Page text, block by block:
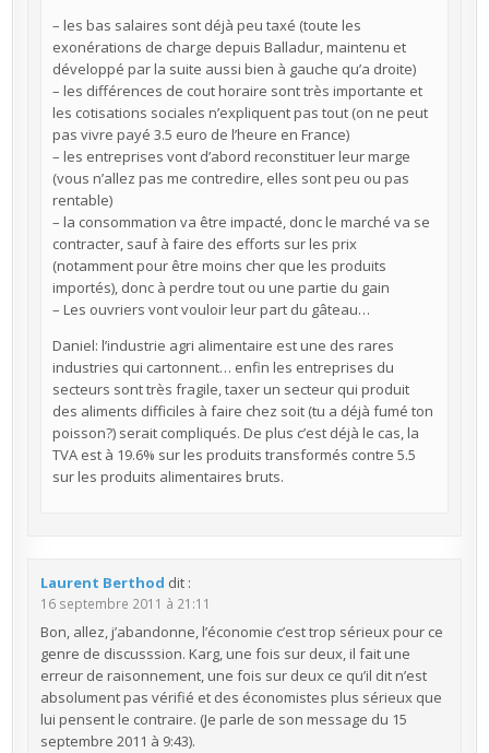
– les bas salaires sont déjà peu taxé (toute les
exonérations de charge depuis Balladur, maintenu et
développé par la suite aussi bien à gauche qu’a droite)
– les différences de cout horaire sont très importante et
les cotisations sociales n’expliquent pas tout (on ne peut
pas vivre payé 3.5 euro de l’heure en France)
– les entreprises vont d’abord reconstituer leur marge
(vous n’allez pas me contredire, elles sont peu ou pas
rentable)
– la consommation va être impacté, donc le marché va se
contracter, sauf à faire des efforts sur les prix
(notamment pour être moins cher que les produits
importés), donc à perdre tout ou une partie du gain
– Les ouvriers vont vouloir leur part du gâteau…
Daniel: l’industrie agri alimentaire est une des rares
industries qui cartonnent… enfin les entreprises du
secteurs sont très fragile, taxer un secteur qui produit
des aliments difficiles à faire chez soit (tu a déjà fumé ton
poisson?) serait compliqués. De plus c’est déjà le cas, la
TVA est à 19.6% sur les produits transformés contre 5.5
sur les produits alimentaires bruts.
Laurent Berthod dit :
16 septembre 2011 à 21:11
Bon, allez, j’abandonne, l’économie c’est trop sérieux pour ce
genre de discusssion. Karg, une fois sur deux, il fait une
erreur de raisonnement, une fois sur deux ce qu’il dit n’est
absolument pas vérifié et des économistes plus sérieux que
lui pensent le contraire. (Je parle de son message du 15
septembre 2011 à 9:43).